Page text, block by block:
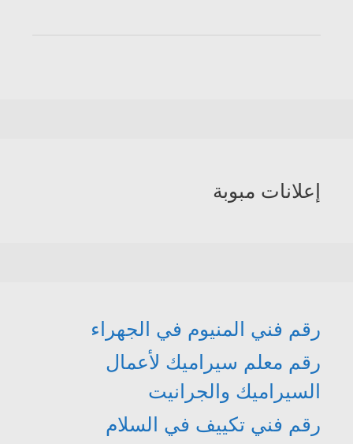
إعلانات مبوبة
رقم فني المنيوم في الجهراء
رقم معلم سيراميك لأعمال
السيراميك والجرانيت
رقم فني تكييف في السلام